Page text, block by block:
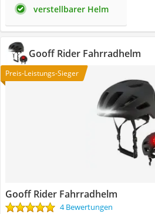
verstellbarer Helm
Gooff Rider Fahrradhelm
Preis-Leistungs-Sieger
Gooff Rider Fahrradhelm
4 Bewertungen